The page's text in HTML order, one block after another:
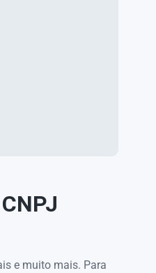
e muito mais. Para